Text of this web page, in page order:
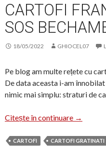
CARTOFI
SOS
18/05/2022 GHIOCEL07
Pe blog am multe rețete cu
De data aceasta i-am
nimic mai simplu: straturi de
Citește în continuare Cartofi
→
CARTOFI CARTOFI GRATINATI